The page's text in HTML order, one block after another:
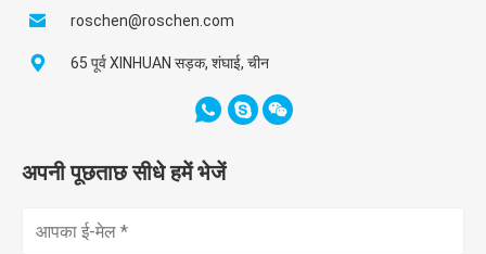
roschen@roschen.com
65 पूर्व XINHUAN सड़क, शंघाई, चीन
अपनी पूछताछ सीधे हमें भेजें